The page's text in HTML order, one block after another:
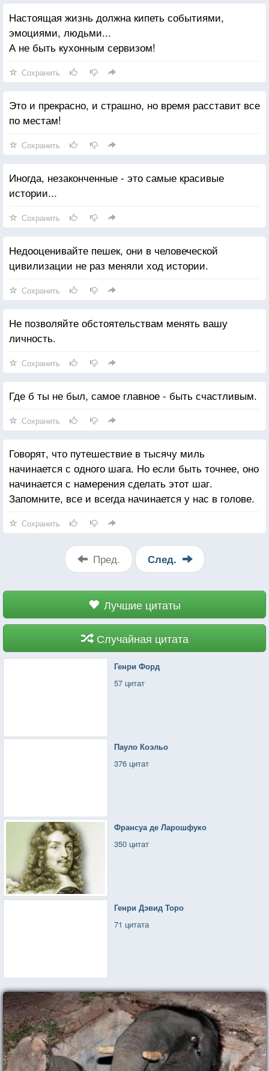
Настоящая жизнь должна кипеть событиями,
эмоциями, людьми...
А не быть кухонным сервизом!
Сохранить
Это и прекрасно, и страшно, но время расставит все
по местам!
Сохранить
Иногда, незаконченные - это самые красивые
истории...
Сохранить
Недооценивайте пешек, они в человеческой
цивилизации не раз меняли ход истории.
Сохранить
Не позволяйте обстоятельствам менять вашу
личность.
Сохранить
Где б ты не был, самое главное - быть счастливым.
Сохранить
Говорят, что путешествие в тысячу миль
начинается с одного шага. Но если быть точнее, оно
начинается с намерения сделать этот шаг.
Запомните, все и всегда начинается у нас в голове.
Сохранить
Пред. След.
Лучшие цитаты
Случайная цитата
Генри Форд
57 цитат
Пауло Коэльо
376 цитат
Франсуа де Ларошфуко
350 цитат
Генри Дэвид Торо
71 цитата